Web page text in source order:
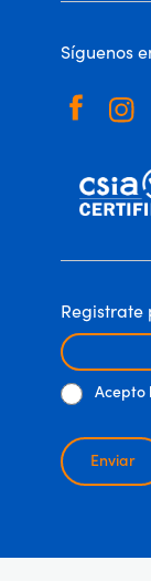
Síguenos
Registrate
Acepto
Enviar